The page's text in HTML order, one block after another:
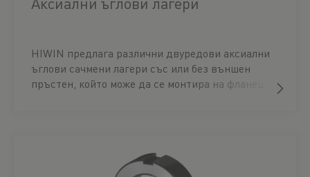
HIWIN предлага различни двуредови аксиални
ъглови сачмени лагери със или без външен
пръстен, който може да се монтира на фланец.